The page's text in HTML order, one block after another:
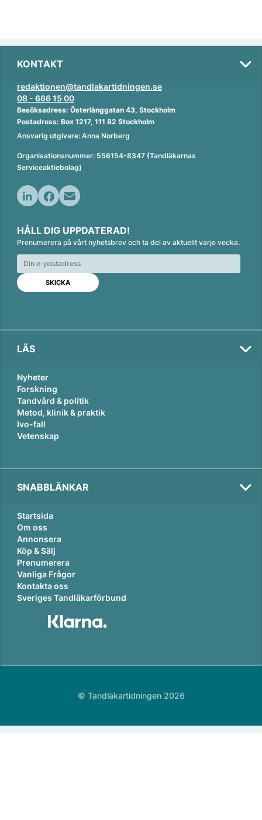
KONTAKT
redaktionen@tandlakartidningen.se
08 - 666 15 00
Besöksadress: Österlånggatan 43, Stockholm
Postadress: Box 1217, 111 82 Stockholm
Ansvarig utgivare: Anna Norberg
Organisationsnummer: 556154-8347 (Tandläkarnas
Serviceaktiebolag)
n
k
e
d
n
c
e
b
o
o
k
a
i
l
HÅLL DIG UPPDATERAD!
Prenumerera på vårt nyhetsbrev och ta del av aktuellt varje vecka.
LÄS
Nyheter
Forskning
Tandvård & politik
Metod, klinik & praktik
Ivo-fall
Vetenskap
SNABBLÄNKAR
Startsida
Om oss
Annonsera
Köp & Sälj
Prenumerera
Vanliga Frågor
Kontakta oss
Sveriges Tandläkarförbund
© Tandläkartidningen 2026